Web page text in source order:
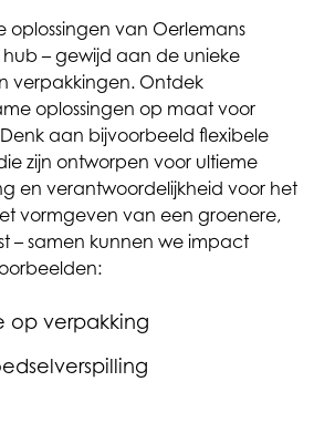
oplossingen van Oerlemans
hub – gewijd aan de unieke
verpakkingen. Ontdek
oplossingen op maat voor
aan bijvoorbeeld flexibele
zijn ontworpen voor ultieme
en verantwoordelijkheid voor het
vormgeven van een groenere,
– samen kunnen we impact
op verpakking